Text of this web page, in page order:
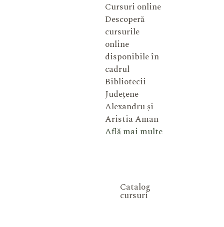
Cursuri online
Descoperă
cursurile
online
disponibile în
cadrul
Bibliotecii
Județene
Alexandru și
Aristia Aman
Află mai multe
Catalog
cursuri